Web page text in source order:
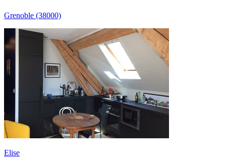
Grenoble (38000)
Elise